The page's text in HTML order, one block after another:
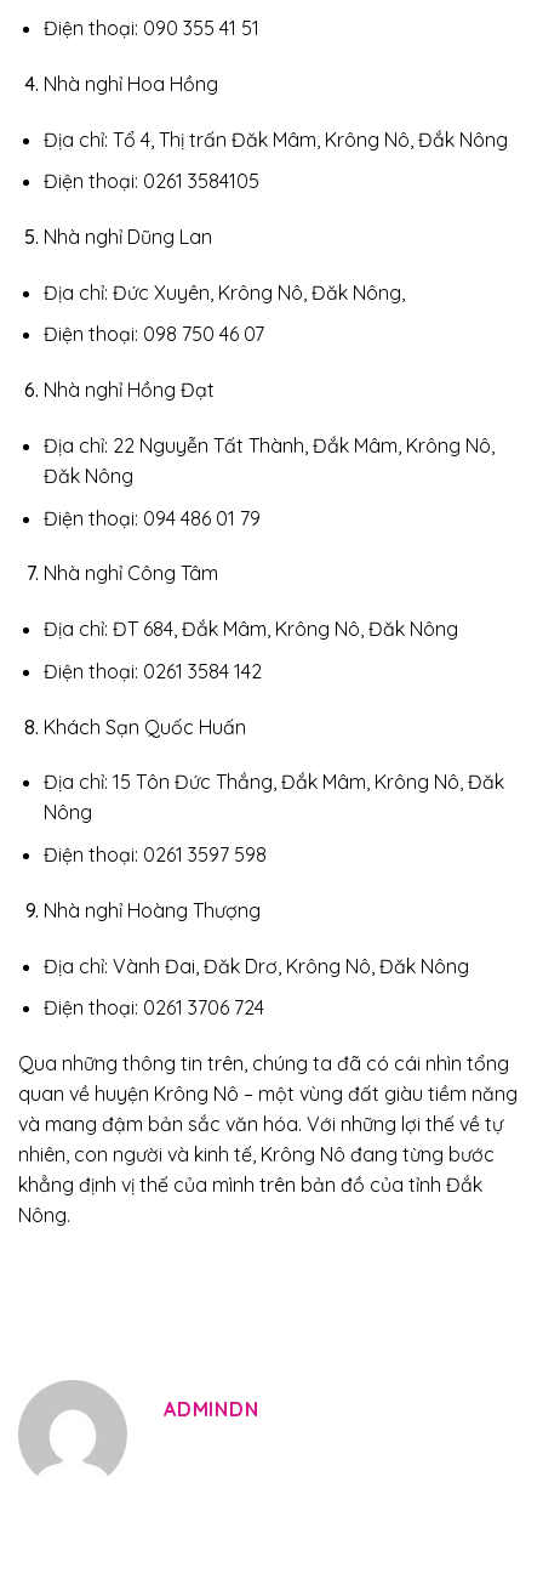
Điện thoại: 090 355 41 51
Nhà nghỉ Hoa Hồng
Địa chỉ: Tổ 4, Thị trấn Đăk Mâm, Krông Nô, Đắk Nông
Điện thoại: 0261 3584105
Nhà nghỉ Dũng Lan
Địa chỉ: Đức Xuyên, Krông Nô, Đăk Nông,
Điện thoại: 098 750 46 07
Nhà nghỉ Hồng Đạt
Địa chỉ: 22 Nguyễn Tất Thành, Đắk Mâm, Krông Nô,
Đăk Nông
Điện thoại: 094 486 01 79
Nhà nghỉ Công Tâm
Địa chỉ: ĐT 684, Đắk Mâm, Krông Nô, Đăk Nông
Điện thoại: 0261 3584 142
Khách Sạn Quốc Huấn
Địa chỉ: 15 Tôn Đức Thắng, Đắk Mâm, Krông Nô, Đăk
Nông
Điện thoại: 0261 3597 598
Nhà nghỉ Hoàng Thượng
Địa chỉ: Vành Đai, Đăk Drơ, Krông Nô, Đăk Nông
Điện thoại: 0261 3706 724
Qua những thông tin trên, chúng ta đã có cái nhìn tổng
quan về huyện Krông Nô – một vùng đất giàu tiềm năng
và mang đậm bản sắc văn hóa. Với những lợi thế về tự
nhiên, con người và kinh tế, Krông Nô đang từng bước
khẳng định vị thế của mình trên bản đồ của tỉnh Đắk
Nông.
ADMINDN